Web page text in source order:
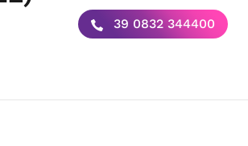
39 0832 344400